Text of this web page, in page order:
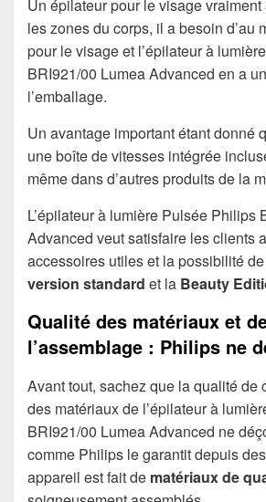
Un épilateur pour le visage
les zones du corps, il a besoin d’au
pour le visage et l’épilateur à
BRI921/00 Lumea Advanced en a
l’emballage.
Un avantage important étant donné
une boîte de vitesses intégrée
même dans d’autres produits de la
L’épilateur à lumière Pulsée Philips
Advanced veut satisfaire les clients
accessoires utiles et la possibilité
version standard et la Beauty
Qualité des matériaux et
l’assemblage : Philips ne
Avant tout, sachez que la qualité de
des matériaux de l’épilateur à
BRI921/00 Lumea Advanced ne
comme Philips le garantit depuis
appareil est fait de matériaux de